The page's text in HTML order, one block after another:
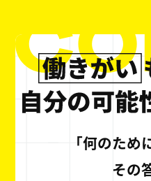
「何のため
その